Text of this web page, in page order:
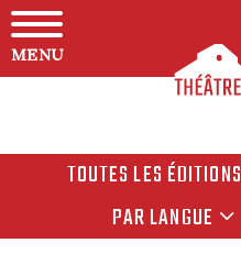
MENU
TOUTES LES ÉDITIONS
PAR LANGUE